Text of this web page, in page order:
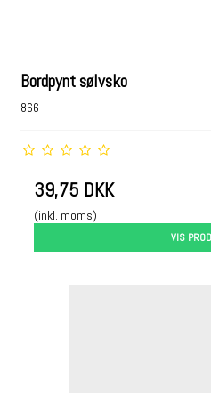
Bordpynt sølvsko
866
39,75 DKK
(inkl. moms)
VIS